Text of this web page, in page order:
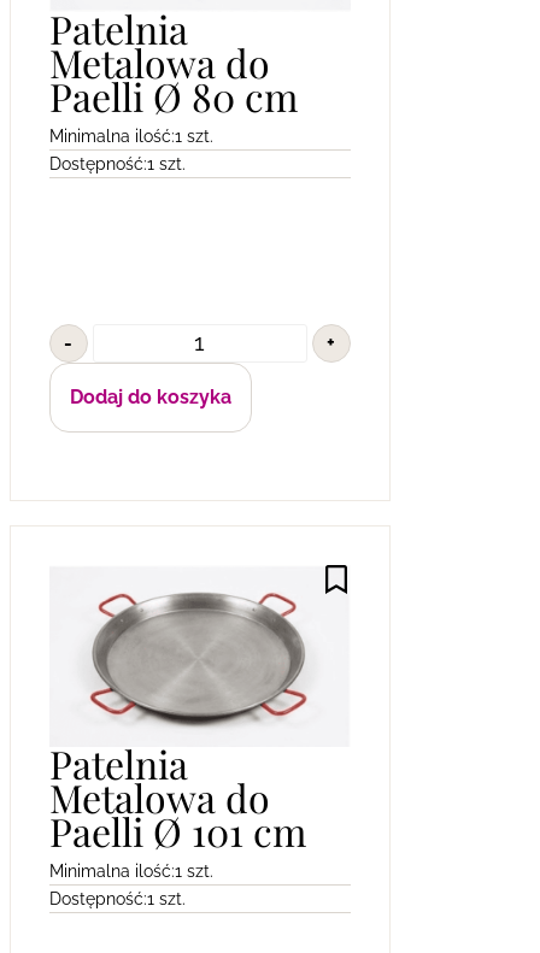
Patelnia
Metalowa do
Paelli Ø 80 cm
Minimalna ilość:1 szt.
Dostępność:1 szt.
- +
Dodaj do koszyka
Patelnia
Metalowa do
Paelli Ø 101 cm
Minimalna ilość:1 szt.
Dostępność:1 szt.